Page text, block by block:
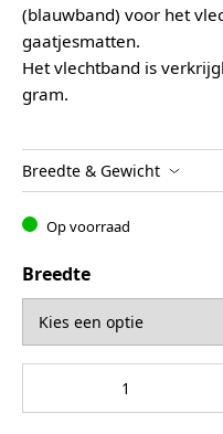
(blauwband) voor het
gaatjesmatten.
Het vlechtband is
gram.
Breedte & Gewicht
Op voorraad
Breedte
Vlechtband - Stoelriet